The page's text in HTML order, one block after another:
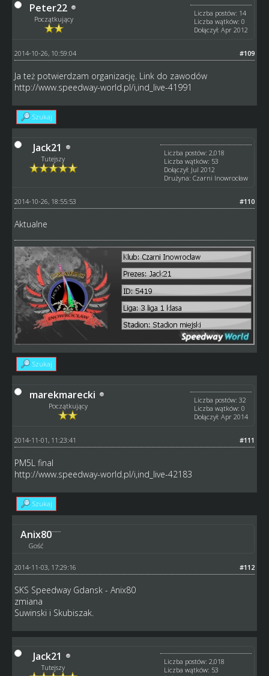
Peter22
Początkujący
Liczba postów: 14
Liczba wątków: 0
Dołączył: Apr 2012
#109
2014-10-26, 10:59:04
Ja też potwierdzam organizację. Link do zawodów
http://www.speedway-world.pl/i,ind_live-41991
Szukaj
Jack21
Tutejszy
Liczba postów: 2,018
Liczba wątków: 53
Dołączył: Jul 2012
Drużyna: Czarni Inowrocław
#110
2014-10-26, 18:55:53
Aktualne
Szukaj
marekmarecki
Początkujący
Liczba postów: 32
Liczba wątków: 0
Dołączył: Apr 2014
#111
2014-11-01, 11:23:41
PM5L final
http://www.speedway-world.pl/i,ind_live-42183
Szukaj
Anix80
Gość
#112
2014-11-03, 17:29:16
SKS Speedway Gdansk - Anix80
zmiana
Suwinski i Skubiszak.
Jack21
Tutejszy
Liczba postów: 2,018
Liczba wątków: 53